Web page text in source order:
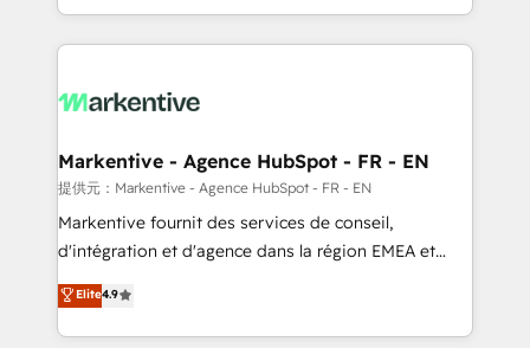
か？ ✓ HubSpot Eliteパートナー認定 ✓ HubSpotアワ
ード受賞・HUGリーダー ✓ ISO27001:2022 /
HubSpot大百科 出版 CRM・AI活用に関するご相談、現
せください。
Loop Marketing framework through expert-led
services, smart agents, and purpose-built apps,
results, fast. ⚙️CRM & RevOps: Align all Hubs to your
🎯Demand Gen & ABM: Drive pipeline with inbound,
ABM, AEO, SEO, & paid media. 👩‍💻Web Design:
Build high-performing websites with UX, messaging,
& conversion strategy that drive results. 🤖AI
AI, & maximize AEO with tailored AI services. 🧩
Integrations: Extend HubSpot with custom
Markentive - Agence HubSpot - FR - EN
提供元：Markentive - Agence HubSpot - FR - EN
Markentive fournit des services de conseil,
d'intégration et d'agence dans la région EMEA et
North America. Avec plus de 115 experts en
marketing automation, Growth, Revops, CRM et
webdesign. Markentive is both a consulting firm, a
Elite4.9